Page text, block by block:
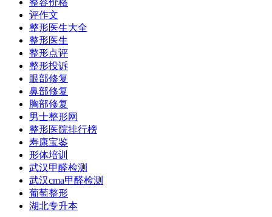
整容价格
评作文
整形医生大全
整形医生
整形点评
整形投诉
眼部修复
鼻部修复
胸部修复
男士整形网
整形医院排行榜
寿康宝鉴
形体培训
武汉甲醛检测
武汉cma甲醛检测
葡萄整形
湖北专升本